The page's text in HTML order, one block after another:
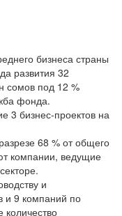
бизнеса страны
развития 32
сомов под 12 %
фонда.
3 бизнес-проектов на
68 % от общего
компании, ведущие
и
и 9 компаний по
количество